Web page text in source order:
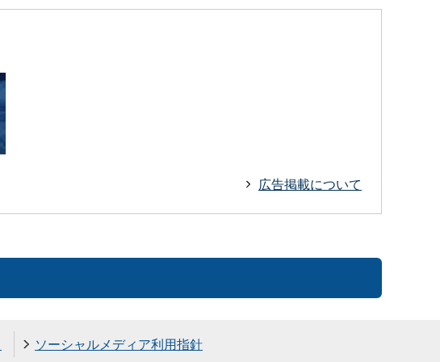
広告掲載について
ソーシャルメディア利用指針